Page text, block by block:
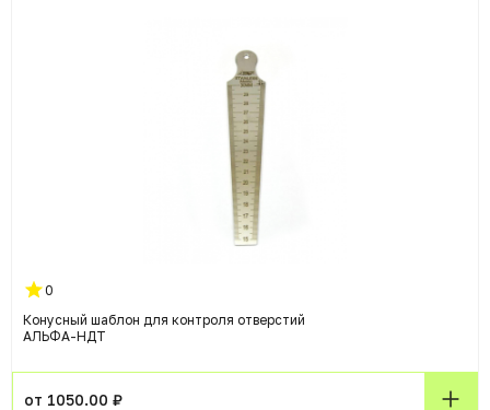
0
Конусный шаблон для контроля отверстий
АЛЬФА-НДТ
от 1050.00 ₽